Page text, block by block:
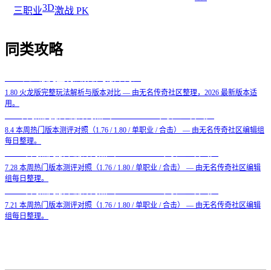
三职业3D激战 PK
同类攻略
1.80 火龙版完整玩法解析与版本对比 — 由无名传奇社区整理，2026 最新版本适
用。
8.4 本周热门版本测评对照（1.76 / 1.80 / 单职业 / 合击） — 由无名传奇社区编辑组
每日整理。
7.28 本周热门版本测评对照（1.76 / 1.80 / 单职业 / 合击） — 由无名传奇社区编辑
组每日整理。
7.21 本周热门版本测评对照（1.76 / 1.80 / 单职业 / 合击） — 由无名传奇社区编辑
组每日整理。